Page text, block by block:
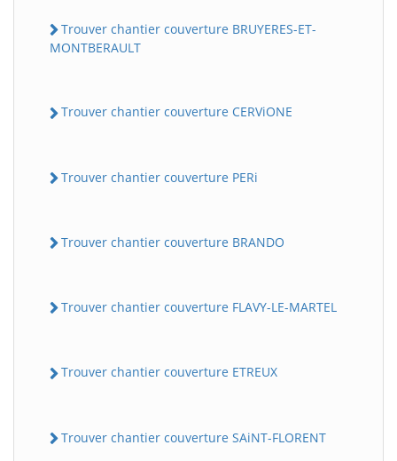
Trouver chantier couverture BRUYERES-ET-
MONTBERAULT
Trouver chantier couverture CERViONE
Trouver chantier couverture PERi
Trouver chantier couverture BRANDO
Trouver chantier couverture FLAVY-LE-MARTEL
Trouver chantier couverture ETREUX
Trouver chantier couverture SAiNT-FLORENT